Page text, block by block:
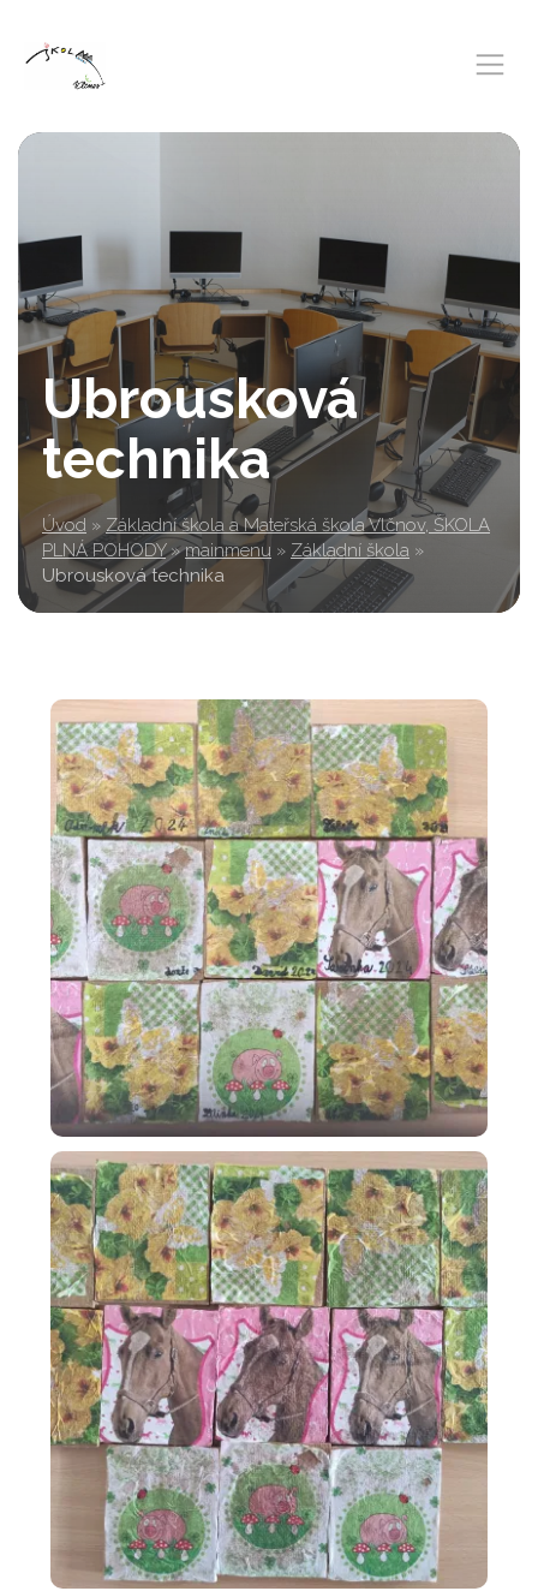
Ubrousková
technika
Úvod » Základní škola a Mateřská škola Vlčnov, ŠKOLA
PLNÁ POHODY » mainmenu » Základní škola »
Ubrousková technika